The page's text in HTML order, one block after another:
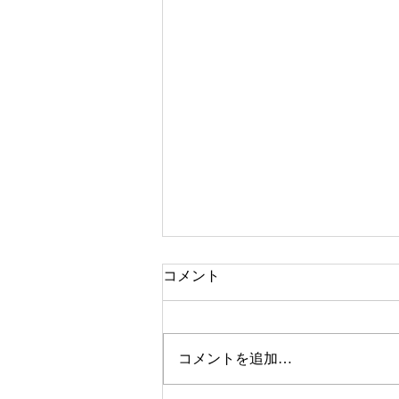
コメント
コメントを追加…